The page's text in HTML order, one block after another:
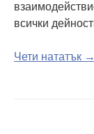
всички
Чети нататък →